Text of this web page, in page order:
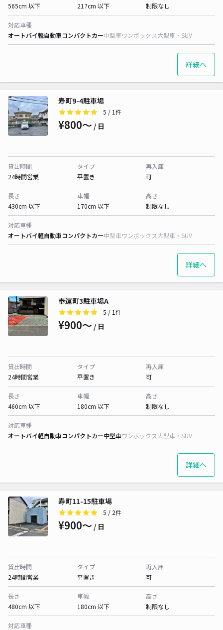
565cm 以下
217cm 以下
制限なし
対応車種
オートバイ軽自動車コンパクトカー中型車ワンボックス大型車・SUV
詳細へ
寿町9-4駐車場
5 / 1件
¥800〜 / 日
貸出時間
24時間営業
タイプ
平置き
再入庫
可
長さ
430cm 以下
車幅
170cm 以下
高さ
制限なし
対応車種
オートバイ軽自動車コンパクトカー中型車ワンボックス大型車・SUV
詳細へ
奉還町3駐車場A
5 / 1件
¥900〜 / 日
貸出時間
24時間営業
タイプ
平置き
再入庫
可
長さ
460cm 以下
車幅
180cm 以下
高さ
制限なし
対応車種
オートバイ軽自動車コンパクトカー中型車ワンボックス大型車・SUV
詳細へ
寿町11-15駐車場
5 / 2件
¥900〜 / 日
貸出時間
24時間営業
タイプ
平置き
再入庫
可
長さ
480cm 以下
車幅
180cm 以下
高さ
制限なし
対応車種